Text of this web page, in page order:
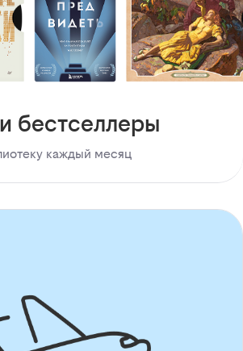
бестселлеры
каждый месяц